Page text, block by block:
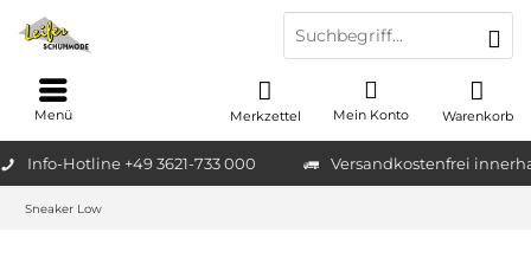
Info-Hotline +49 3621-733 000 Versandkostenfrei
Warenkorb
Merkzettel Mein Konto
Menü
Sneaker Low